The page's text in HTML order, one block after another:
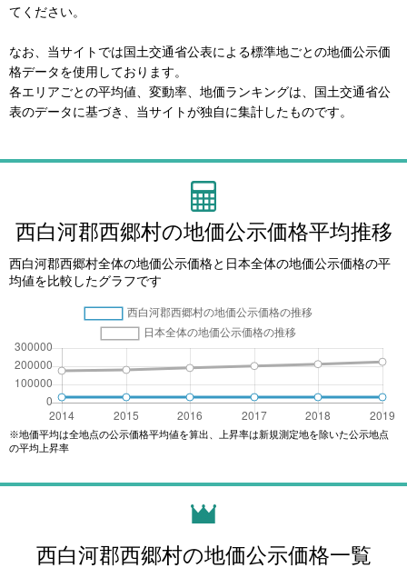
てください。
なお、当サイトでは国土交通省公表による標準地ごとの地価公示価
格データを使用しております。
各エリアごとの平均値、変動率、地価ランキングは、国土交通省公
表のデータに基づき、当サイトが独自に集計したものです。
西白河郡西郷村の地価公示価格平均推移
西白河郡西郷村全体の地価公示価格と日本全体の地価公示価格の平
均値を比較したグラフです
※地価平均は全地点の公示価格平均値を算出、上昇率は新規測定地を除いた公示地点
の平均上昇率
西白河郡西郷村の地価公示価格一覧